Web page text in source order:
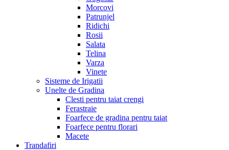
Morcovi
Patrunjel
Ridichi
Rosii
Salata
Telina
Varza
Vinete
Sisteme de Irigatii
Unelte de Gradina
Clesti pentru taiat crengi
Ferastraie
Foarfece de gradina pentru taiat
Foarfece pentru florari
Macete
Trandafiri